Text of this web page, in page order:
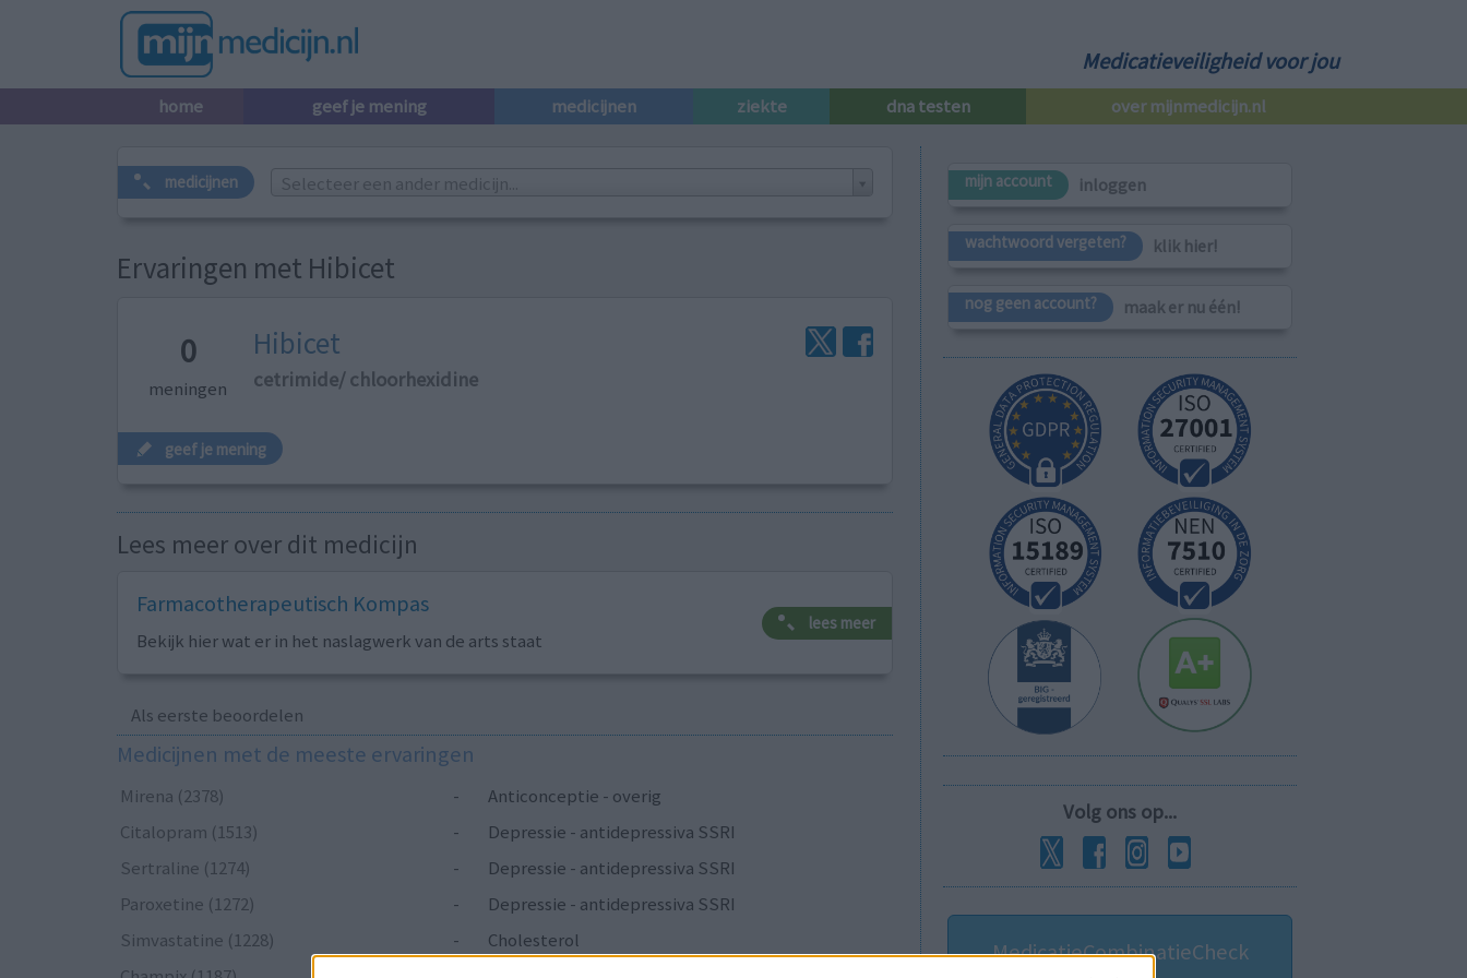
Medicatieveiligheid voor jou
home geef je mening medicijnen ziekte dna testen over mijnmedicijn.nl
medicijnen Selecteer een ander medicijn...
Ervaringen met Hibicet
0
meningen
Hibicet
cetrimide/ chloorhexidine
geef je mening
Lees meer over dit medicijn
Farmacotherapeutisch Kompas
Bekijk hier wat er in het naslagwerk van de arts staat
lees meer
Als eerste beoordelen
Medicijnen met de meeste ervaringen
Mirena (2378) -
Anticonceptie - overig
Citalopram (1513)
-
Depressie - antidepressiva SSRI
Sertraline (1274)
-
Depressie - antidepressiva SSRI
Paroxetine (1272)
-
Depressie - antidepressiva SSRI
Simvastatine (1228)
-
Cholesterol
mijn account inloggen
wachtwoord vergeten? klik hier!
nog geen account? maak er nu één!
Volg ons op...
MedicatieCombinatieCheck